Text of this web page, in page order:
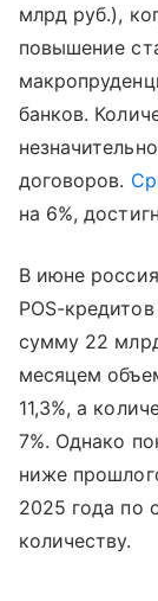
млрд руб.),
повышение
банков.
договоров.
на 6%,
В июне
POS-
сумму 22
месяцем
11,3%, а
7%. Однако
ниже
2025 года по
количеству.